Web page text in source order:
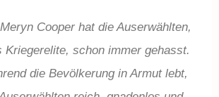
Cooper hat die Auserwählten,
Kriegerelite, schon immer gehasst.
die Bevölkerung in Armut lebt,